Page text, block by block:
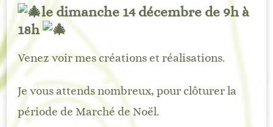
le dimanche 14 décembre de 9h à
18h
Venez voir mes créations et réalisations.
Je vous attends nombreux, pour clôturer la
période de Marché de Noël.